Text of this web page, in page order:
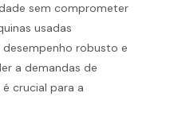
sem comprometer
usadas
robusto e
a demandas de
crucial para a